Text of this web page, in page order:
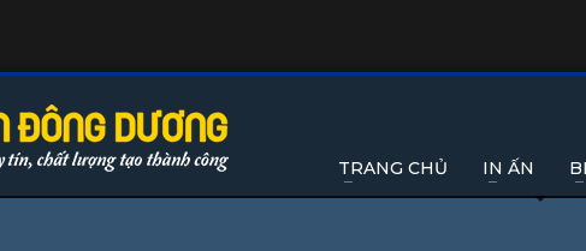
TRANG CHỦ IN ẤN